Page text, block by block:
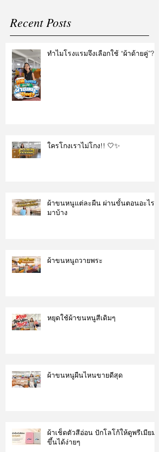
Recent Posts
ทำไมโรงแรมจึงเลือกใช้ “ผ้าด้ายคู่”?
ใครโกงเราไม่โกง!! 🤍✨
ผ้าขนหนูแต่ละผืน ผ่านขั้นตอนอะไร
มาบ้าง
ผ้าขนหนูถวายพระ
หยุดใช้ผ้าขนหนูสีเดิมๆ
ผ้าขนหนูผืนไหนขายดีสุด
ผ้าเช็ดตัวสีอ่อน ปักโลโก้ให้ดูพรีเมียม
ขึ้นได้ง่ายๆ